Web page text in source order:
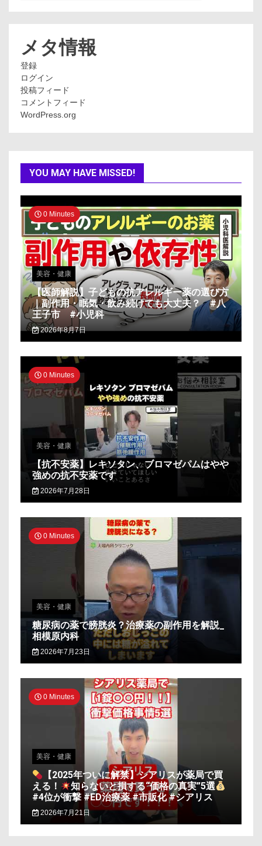
メタ情報
登録
ログイン
投稿フィード
コメントフィード
WordPress.org
YOU MAY HAVE MISSED!
0 Minutes
美容・健康
【医師解説】子どもの抗アレルギー薬の選び方
｜副作用・眠気・飲み続けても大丈夫？ #八
王子市 #小児科
2026年8月7日
0 Minutes
美容・健康
【抗不安薬】レキソタン、ブロマゼパムはやや
強めの抗不安薬です
2026年7月28日
0 Minutes
美容・健康
糖尿病の薬で膀胱炎？治療薬の副作用を解説_
相模原内科
2026年7月23日
0 Minutes
美容・健康
【2025年ついに解禁】シアリスが薬局で買
える！
知らないと損する“価格の真実”5選
#4位が衝撃 #ED治療薬 #市販化 #シアリス
2026年7月21日